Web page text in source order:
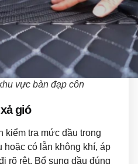
vực bàn đạp côn
gió
kiểm tra mức dầu trong
hoặc có lẫn không khí, áp
rõ rệt. Bổ sung dầu đúng